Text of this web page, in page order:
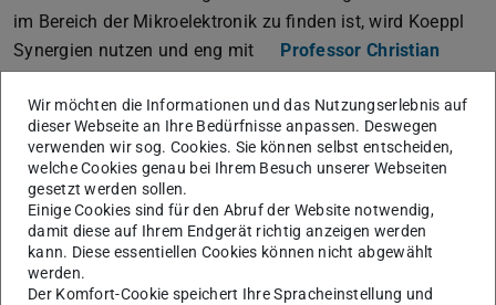
im Bereich der Mikroelektronik zu finden ist, wird Koeppl
Synergien nutzen und eng mit
Professor Christian
Hochbergerzusammenarbeiten, dem Leiter des
Fachgebiets Rechnersysteme am Fachbereich
Elektrotechnik und Informationstechnik.
Das Projekt PLATE ist eine weitere wichtige Ergänzung im
Projektportfolio des
Centre for Synthetic Biology
(Profilthema Synthetische Biologie) an der TU Darmstadt
und stärkt die Aktivitäten und internationale Sichtbarkeit
der TU im Bereich der synthetischen Biologie.
Wir möchten die Informationen und das Nutzungserlebnis auf
dieser Webseite an Ihre Bedürfnisse anpassen. Deswegen
verwenden wir sog. Cookies. Sie können selbst entscheiden,
welche Cookies genau bei Ihrem Besuch unserer Webseiten
gesetzt werden sollen.
Einige Cookies sind für den Abruf der Website notwendig,
damit diese auf Ihrem Endgerät richtig anzeigen werden
kann. Diese essentiellen Cookies können nicht abgewählt
werden.
Der Komfort-Cookie speichert Ihre Spracheinstellung und